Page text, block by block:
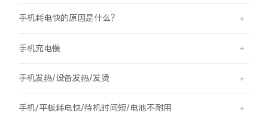
手机耗电快的原因是什么？
手机充电慢
手机发热/设备发热/发烫
手机/平板耗电快/待机时间短/电池不耐用